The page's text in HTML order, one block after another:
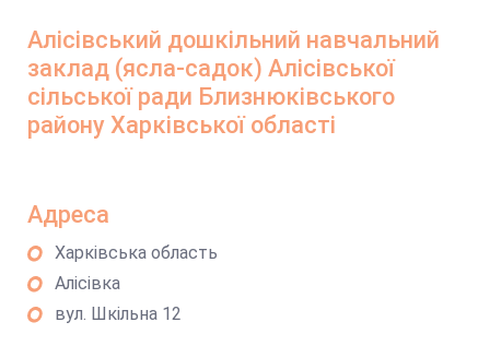
Алісівський дошкільний навчальний
заклад (ясла-садок) Алісівської
сільської ради Близнюківського
району Харківської області
Адреса
Харківська область
Алісівка
вул. Шкільна 12